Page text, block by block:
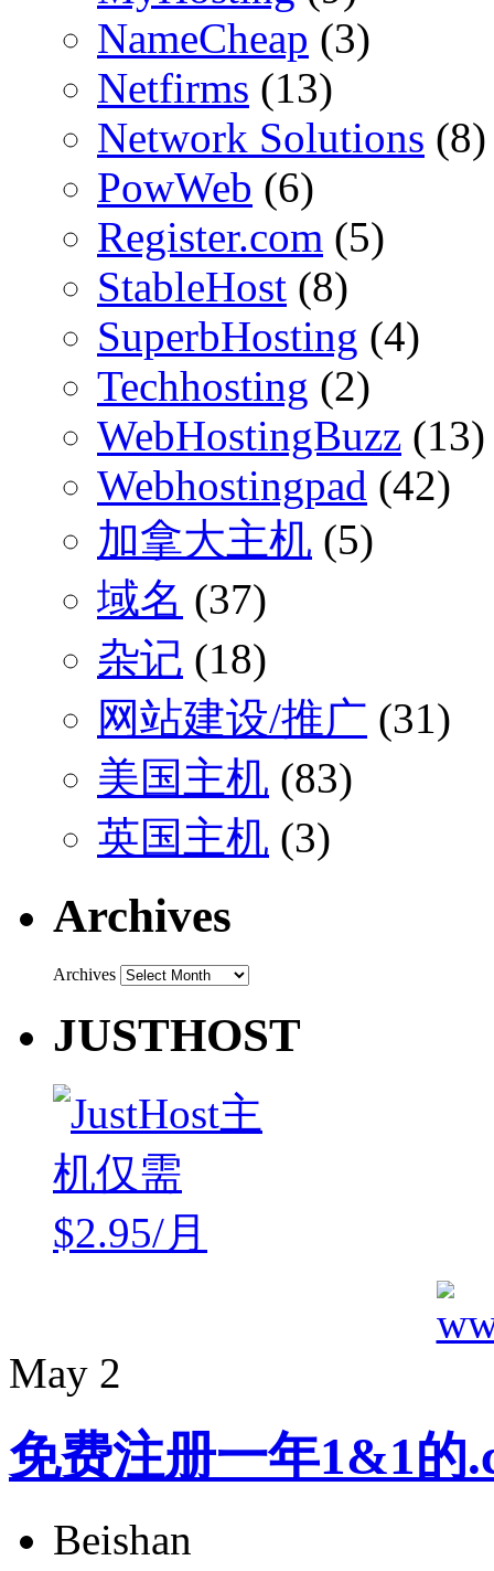
NameCheap (3)
Netfirms (13)
Network Solutions (8)
PowWeb (6)
Register.com (5)
StableHost (8)
SuperbHosting (4)
Techhosting (2)
WebHostingBuzz (13)
Webhostingpad (42)
加拿大主机 (5)
域名 (37)
杂记 (18)
网站建设/推广 (31)
美国主机 (83)
英国主机 (3)
Archives
Archives
JUSTHOST
May 2
免费注册一年1&1的
Beishan